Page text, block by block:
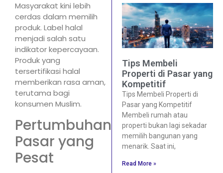
Masyarakat kini lebih
cerdas dalam memilih
produk. Label halal
menjadi salah satu
indikator kepercayaan.
Produk yang
tersertifikasi halal
memberikan rasa aman,
terutama bagi
konsumen Muslim.
Pertumbuhan
Pasar yang
Pesat
Tips Membeli
Properti di Pasar yang
Kompetitif
Tips Membeli Properti di
Pasar yang Kompetitif
Membeli rumah atau
properti bukan lagi sekadar
memilih bangunan yang
menarik. Saat ini,
Read More »